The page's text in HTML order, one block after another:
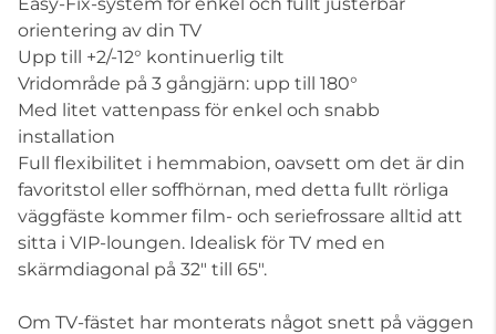
orientering av din TV
Upp till +2/-12° kontinuerlig tilt
Vridområde på 3 gångjärn: upp till 180°
Med litet vattenpass för enkel och snabb
installation
Full flexibilitet i hemmabion, oavsett om det är din
favoritstol eller soffhörnan, med detta fullt rörliga
väggfäste kommer film- och seriefrossare alltid att
sitta i VIP-loungen. Idealisk för TV med en
skärmdiagonal på 32" till 65".
Om TV-fästet har monterats något snett på väggen